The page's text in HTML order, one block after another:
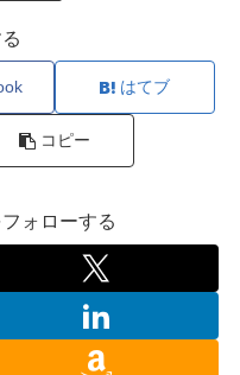
はてブ
コピー
ォローする